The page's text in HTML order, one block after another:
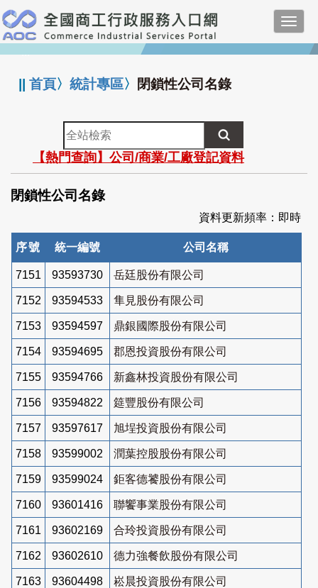
跳
到
主
要
:::
||首頁〉統計專區〉 閉鎖性公司名錄
全
站
檢
索
【熱門查詢】公司/商業/工廠登記資料
閉鎖性公司名錄
資料更新頻率：即時
序號 統一編號 公司名稱
7151 93593730 岳廷股份有限公司
7152 93594533 隼見股份有限公司
7153 93594597 鼎銀國際股份有限公司
7154 93594695 郡恩投資股份有限公司
7155 93594766 新鑫林投資股份有限公司
7156 93594822 筵豐股份有限公司
7157 93597617 旭埕投資股份有限公司
7158 93599002 潤葉控股股份有限公司
7159 93599024 鉅客德饕股份有限公司
7160 93601416 聯饗事業股份有限公司
7161 93602169 合玲投資股份有限公司
7162 93602610 德力強餐飲股份有限公司
7163 93604498 崧晨投資股份有限公司